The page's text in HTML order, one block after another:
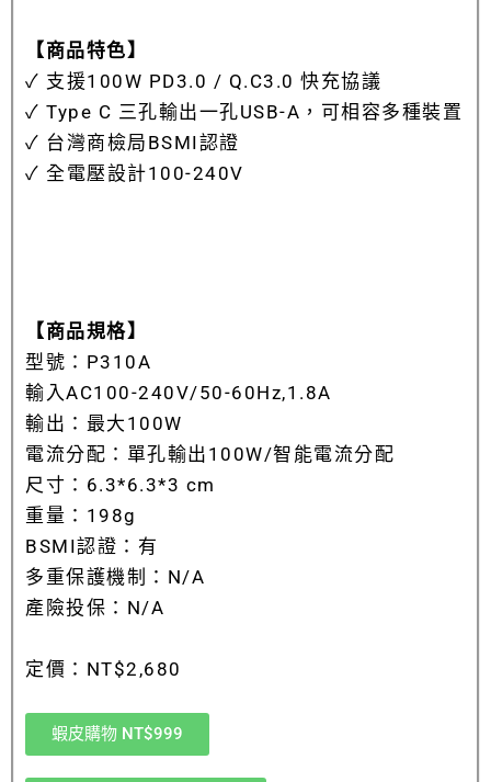
【商品特色】
✓ 支援100W PD3.0 / Q.C3.0 快充協議
✓ Type C 三孔輸出一孔USB-A，可相容多種裝置
✓ 台灣商檢局BSMI認證
✓ 全電壓設計100-240V
【商品規格】
型號：P310A
輸入AC100-240V/50-60Hz,1.8A
輸出：最大100W
電流分配：單孔輸出100W/智能電流分配
尺寸：6.3*6.3*3 cm
重量：198g
BSMI認證：有
多重保護機制：N/A
產險投保：N/A
定價：NT$2,680
蝦皮購物 NT$999